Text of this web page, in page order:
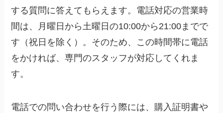
する質問に答えてもらえます。電話対応の営業時
間は、月曜日から土曜日の10:00から21:00までで
す（祝日を除く）。そのため、この時間帯に電話
をかければ、専門のスタッフが対応してくれま
す。
電話での問い合わせを行う際には、購入証明書や